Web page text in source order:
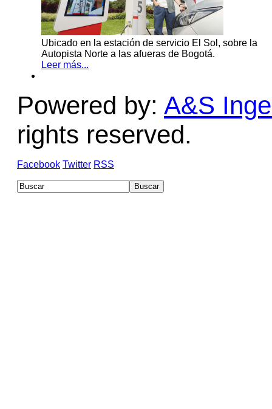
Ubicado en la estación de servicio El Sol, sobre la
Autopista Norte a las afueras de Bogotá.
Leer más...
Powered by: A&S
rights reserved.
Facebook Twitter RSS